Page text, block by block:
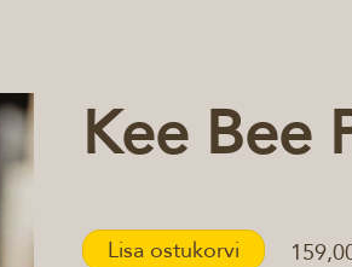
Kee Bee
Lisa ostukorvi